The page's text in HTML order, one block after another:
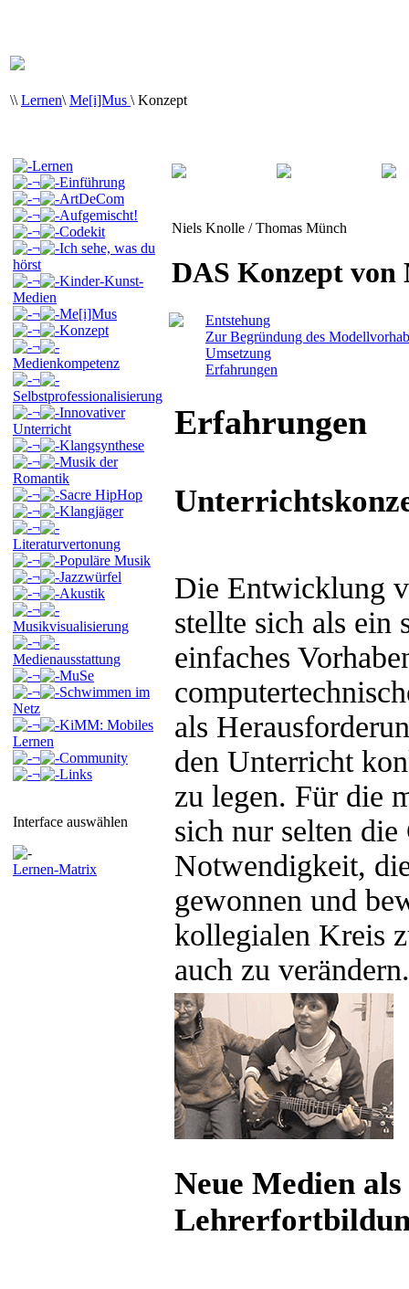
\\ Lernen\ Me[i]Mus \ Konzept
Lernen
¬
Einführung
¬
ArtDeCom
¬
Aufgemischt!
¬
Codekit
¬
Ich sehe, was du
hörst
¬
Kinder-Kunst-
Medien
¬
Me[i]Mus
¬
Konzept
¬
Medienkompetenz
¬
Selbstprofessionalisierung
¬
Innovativer
Unterricht
¬
Klangsynthese
¬
Musik der
Romantik
¬
Sacre HipHop
¬
Klangjäger
¬
Literaturvertonung
¬
Populäre Musik
¬
Jazzwürfel
¬
Akustik
¬
Musikvisualisierung
¬
Medienausstattung
¬
MuSe
¬
Schwimmen im
Netz
¬
KiMM: Mobiles
Lernen
¬
Community
¬
Links
Interface auswählen
Lernen-Matrix
Niels Knolle / Thomas Münch
DAS Konzept
Entstehung
Zur Begründung des
Umsetzung
Erfahrungen
Erfahrungen
Die Entwicklung
stellte sich als ein
einfaches
als
den Unterricht
zu legen. Für die
sich nur selten
Notwendigkeit,
gewonnen und
kollegialen Kreis
auch zu verändern.
Neue Medien